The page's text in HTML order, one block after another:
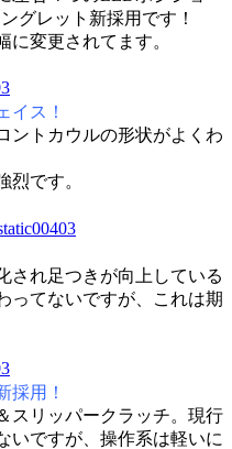
グレット新採用です！
に変更されてます。
イス！
ントカウルの形状がよくわ
烈です。
され足つきが向上している
ってないですが、これは期
採用！
スリッパークラッチ。現行
いですが、操作系は軽いに